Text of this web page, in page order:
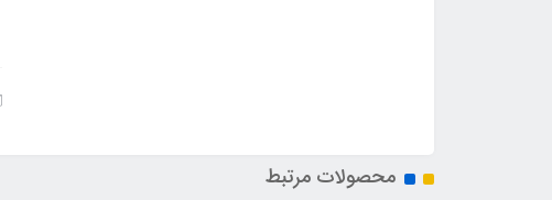
محصولات مرتبط